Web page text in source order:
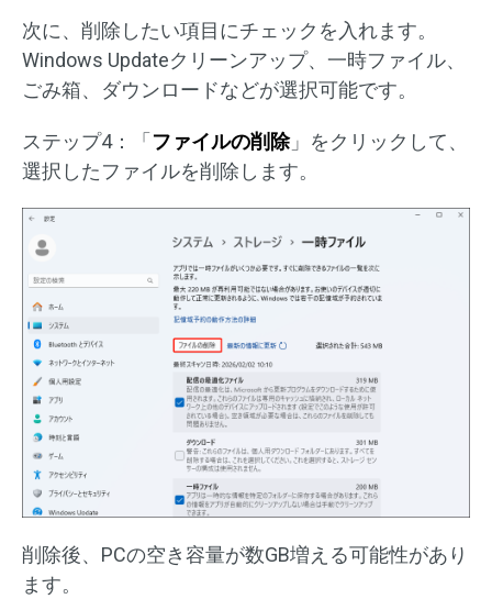
次に、削除したい項目にチェックを入れます。
Windows Updateクリーンアップ、一時ファイル、
ごみ箱、ダウンロードなどが選択可能です。
ステップ4：「ファイルの削除」をクリックして、
選択したファイルを削除します。
削除後、PCの空き容量が数GB増える可能性があり
ます。